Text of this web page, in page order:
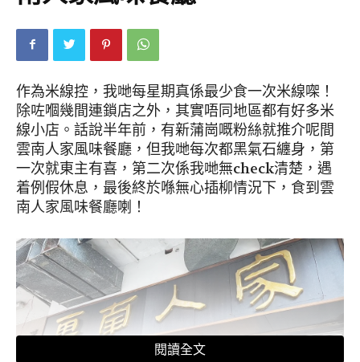
作為米線控，我哋每星期真係最少食一次米線㗎！
除咗嗰幾間連鎖店之外，其實唔同地區都有好多米
線小店。話說半年前，有新蒲崗嘅粉絲就推介呢間
雲南人家風味餐廳，但我哋每次都黑氣石纏身，第
一次就東主有喜，第二次係我哋無check清楚，遇
着例假休息，最後終於喺無心插柳情況下，食到雲
南人家風味餐廳喇！
閱讀全文